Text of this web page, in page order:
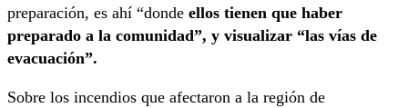
preparación, es ahí “donde ellos tienen que haber
preparado a la comunidad”, y visualizar “las vías de
evacuación”.
Sobre los incendios que afectaron a la región de